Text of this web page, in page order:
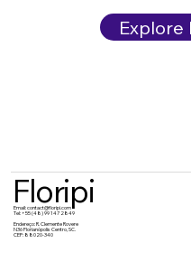
Explore
Floripi
Email:contact@floripi.com
Tel:+55 (48) 99 147 2849
Endereço: R. Clemente Rovere
N36 Florianópolis Centro, SC.
CEP: 88020-340